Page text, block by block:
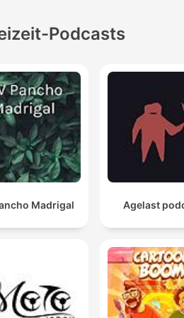
Podcasts
Madrigal Agelast